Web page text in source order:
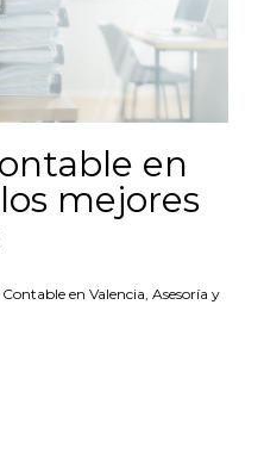
en
mejores
en Valencia, Asesoría y